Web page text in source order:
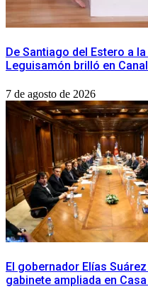
De Santiago del Estero a
Leguisamón brilló en
7 de agosto de 2026
​El gobernador Elías
gabinete ampliada en